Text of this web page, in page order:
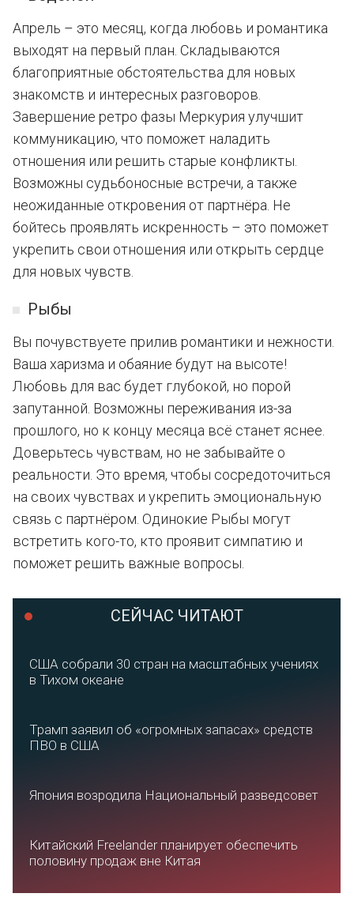
Апрель – это месяц, когда любовь и романтика
выходят на первый план. Складываются
благоприятные обстоятельства для новых
знакомств и интересных разговоров.
Завершение ретро фазы Меркурия улучшит
коммуникацию, что поможет наладить
отношения или решить старые конфликты.
Возможны судьбоносные встречи, а также
неожиданные откровения от партнёра. Не
бойтесь проявлять искренность – это поможет
укрепить свои отношения или открыть сердце
для новых чувств.
Рыбы
Вы почувствуете прилив романтики и нежности.
Ваша харизма и обаяние будут на высоте!
Любовь для вас будет глубокой, но порой
запутанной. Возможны переживания из-за
прошлого, но к концу месяца всё станет яснее.
Доверьтесь чувствам, но не забывайте о
реальности. Это время, чтобы сосредоточиться
на своих чувствах и укрепить эмоциональную
связь с партнёром. Одинокие Рыбы могут
встретить кого-то, кто проявит симпатию и
поможет решить важные вопросы.
СЕЙЧАС ЧИТАЮТ
США собрали 30 стран на масштабных учениях
в Тихом океане
Трамп заявил об «огромных запасах» средств
ПВО в США
Япония возродила Национальный разведсовет
Китайский Freelander планирует обеспечить
половину продаж вне Китая